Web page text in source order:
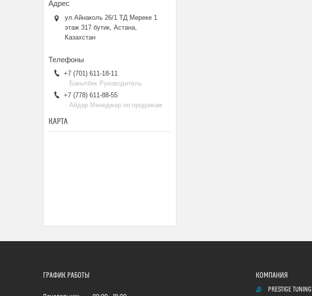
ул.Айнаколь 26/1 ТД Мереке 1
этаж 317 бутик, Астана,
Казахстан
+7 (701) 611-18-11
Бакытбек Руководитель
+7 (778) 611-88-55
Айдар Менеджер по продажам
КАРТА
ГРАФИК РАБОТЫ
PRESTIGE TUNING